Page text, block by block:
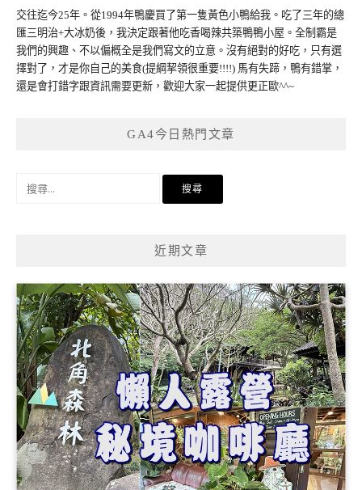
交往迄今25年。從1994年鴨慶買了第一隻黃色小鴨給我。吃了三年的總
匯三明治+大冰奶後，我決定跟著他吃香喝辣共築鴨鴨小屋。全制霸是
我們的興趣、不以偏概全是我們寫文的立意。沒有絕對的好吃，只有選
擇對了，才是你自己的美食(提綱挈領很重要!!!!) 馬有失蹄，鴨有錯掌，
還是會打錯字跟資訊需要更新，歡迎大家一起提供更正歐^^~
GA4今日熱門文章
近期文章